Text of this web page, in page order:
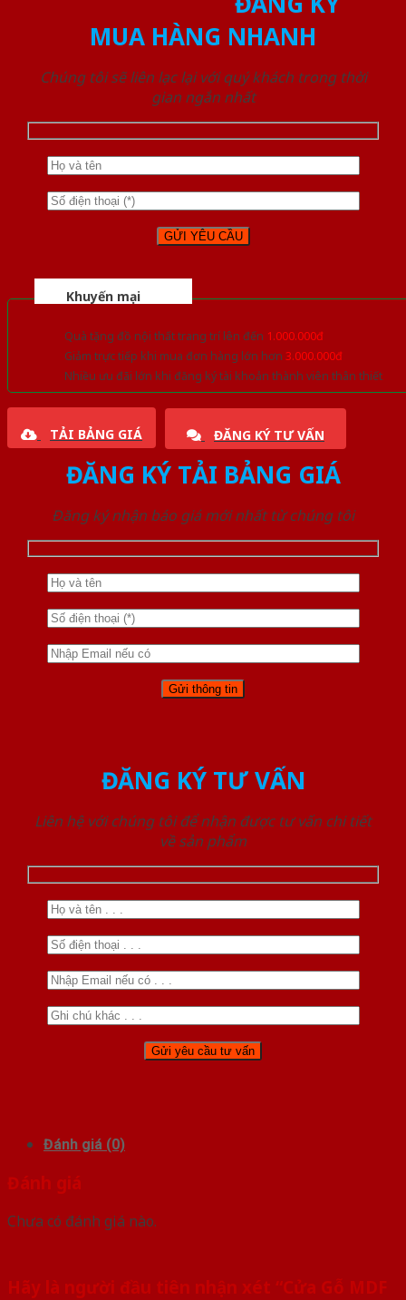
MUA HÀNG NHANH
Chúng tôi sẽ liên lạc lại với quý khách trong thời
gian ngắn nhất
Khuyến mại
Quà tặng đồ nội thất trang trí lên đến 1.000.000đ
Giảm trực tiếp khi mua đơn hàng lớn hơn 3.000.000đ
Nhiều ưu đãi lớn khi đăng ký tài khoản thành viên thân thiết
TẢI BẢNG GIÁ ĐĂNG KÝ TƯ VẤN
ĐĂNG KÝ TẢI BẢNG GIÁ
Đăng ký nhận báo giá mới nhất từ chúng tôi
ĐĂNG KÝ TƯ VẤN
Liên hệ với chúng tôi để nhận được tư vấn chi tiết
về sản phẩm
Đánh giá (0)
Đánh giá
Chưa có đánh giá nào.
Hãy là người đầu tiên nhận xét “Cửa Gỗ MDF